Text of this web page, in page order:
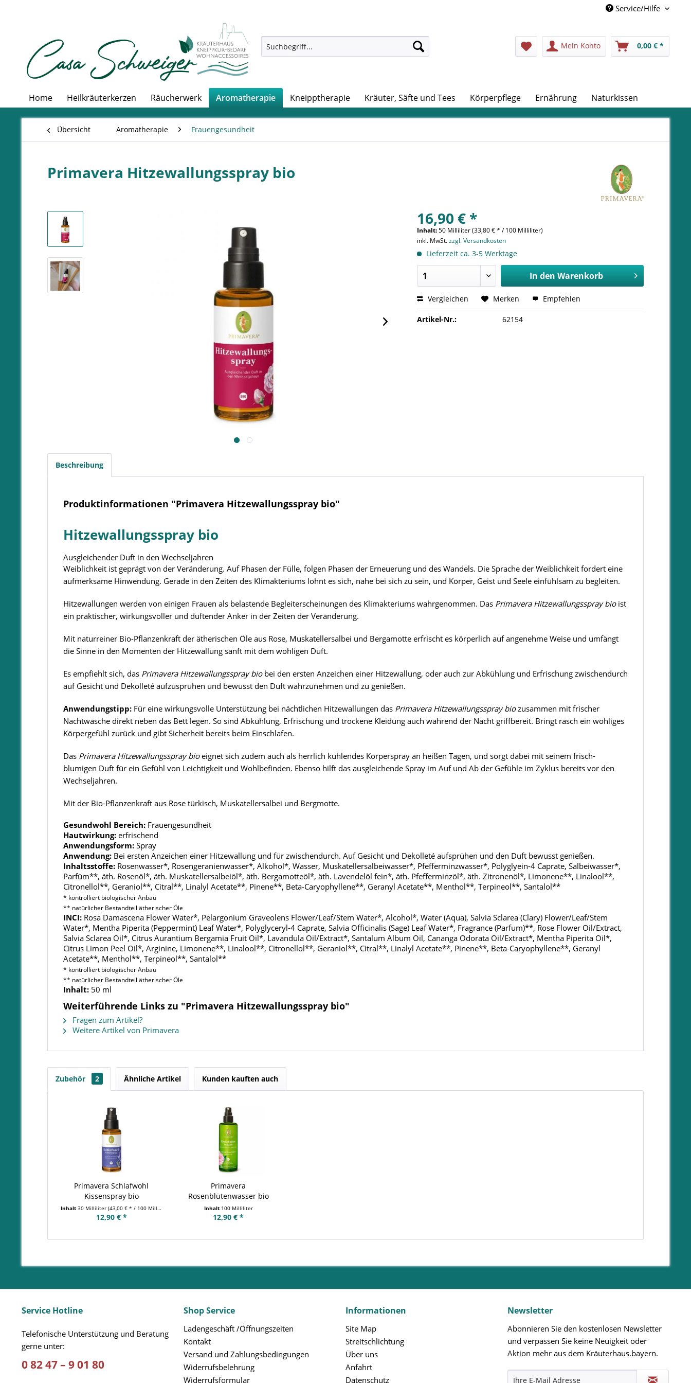
Service/Hilfe
Mein Konto 0,00 € *
Home Heilkräuterkerzen Räucherwerk Aromatherapie Kneipptherapie Kräuter, Säfte und Tees Körperpflege Ernährung Naturkissen
Übersicht Aromatherapie Frauengesundheit
Primavera Hitzewallungsspray bio
16,90 € *
Inhalt:50 Milliliter (33,80 € * / 100 Milliliter)
inkl. MwSt.zzgl. Versandkosten
Lieferzeit ca. 3-5 Werktage
In den Warenkorb
Vergleichen Merken Empfehlen
Artikel-Nr.: 62154
Beschreibung
Produktinformationen "Primavera Hitzewallungsspray bio"
Hitzewallungsspray bio
Ausgleichender Duft in den Wechseljahren
Weiblichkeit ist geprägt von der Veränderung. Auf Phasen der Fülle, folgen Phasen der Erneuerung und des Wandels. Die Sprache der Weiblichkeit fordert eine
aufmerksame Hinwendung. Gerade in den Zeiten des Klimakteriums lohnt es sich, nahe bei sich zu sein, und Körper, Geist und Seele einfühlsam zu begleiten.
Hitzewallungen werden von einigen Frauen als belastende Begleiterscheinungen des Klimakteriums wahrgenommen. Das Primavera Hitzewallungsspray bioist
ein praktischer, wirkungsvoller und duftender Anker in der Zeiten der Veränderung.
Mit naturreiner Bio-Pflanzenkraft der ätherischen Öle aus Rose, Muskatellersalbei und Bergamotte erfrischt es körperlich auf angenehme Weise und umfängt
die Sinne in den Momenten der Hitzewallung sanft mit dem wohligen Duft.
Es empfiehlt sich, das Primavera Hitzewallungsspray biobei den ersten Anzeichen einer Hitzewallung, oder auch zur Abkühlung und Erfrischung zwischendurch
auf Gesicht und Dekolleté aufzusprühen und bewusst den Duft wahrzunehmen und zu genießen.
Anwendungstipp: Für eine wirkungsvolle Unterstützung bei nächtlichen Hitzewallungen das Primavera Hitzewallungsspray biozusammen mit frischer
Nachtwäsche direkt neben das Bett legen. So sind Abkühlung, Erfrischung und trockene Kleidung auch während der Nacht griffbereit. Bringt rasch ein wohliges
Körpergefühl zurück und gibt Sicherheit bereits beim Einschlafen.
Das Primavera Hitzewallungsspray bioeignet sich zudem auch als herrlich kühlendes Körperspray an heißen Tagen, und sorgt dabei mit seinem frisch-
blumigen Duft für ein Gefühl von Leichtigkeit und Wohlbefinden. Ebenso hilft das ausgleichende Spray im Auf und Ab der Gefühle im Zyklus bereits vor den
Wechseljahren.
Mit der Bio-Pflanzenkraft aus Rose türkisch, Muskatellersalbei und Bergmotte.
Gesundwohl Bereich: Frauengesundheit
Hautwirkung: erfrischend
Anwendungsform: Spray
Anwendung: Bei ersten Anzeichen einer Hitzewallung und für zwischendurch. Auf Gesicht und Dekolleté aufsprühen und den Duft bewusst genießen.
Inhaltsstoffe: Rosenwasser*, Rosengeranienwasser*, Alkohol*, Wasser, Muskatellersalbeiwasser*, Pfefferminzwasser*, Polyglyein-4 Caprate, Salbeiwasser*,
Parfüm**, äth. Rosenöl*, äth. Muskatellersalbeiöl*, äth. Bergamotteöl*, äth. Lavendelöl fein*, äth. Pfefferminzöl*, äth. Zitronenöl*, Limonene**, Linalool**,
Citronellol**, Geraniol**, Citral**, Linalyl Acetate**, Pinene**, Beta-Caryophyllene**, Geranyl Acetate**, Menthol**, Terpineol**, Santalol**
* kontrolliert biologischer Anbau
** natürlicher Bestandteil ätherischer Öle
INCI: Rosa Damascena Flower Water*, Pelargonium Graveolens Flower/Leaf/Stem Water*, Alcohol*, Water (Aqua), Salvia Sclarea (Clary) Flower/Leaf/Stem
Water*, Mentha Piperita (Peppermint) Leaf Water*, Polyglyceryl-4 Caprate, Salvia Officinalis (Sage) Leaf Water*, Fragrance (Parfum)**, Rose Flower Oil/Extract,
Salvia Sclarea Oil*, Citrus Aurantium Bergamia Fruit Oil*, Lavandula Oil/Extract*, Santalum Album Oil, Cananga Odorata Oil/Extract*, Mentha Piperita Oil*,
Citrus Limon Peel Oil*, Arginine, Limonene**, Linalool**, Citronellol**, Geraniol**, Citral**, Linalyl Acetate**, Pinene**, Beta-Caryophyllene**, Geranyl
Acetate**, Menthol**, Terpineol**, Santalol**
* kontrolliert biologischer Anbau
** natürlicher Bestandteil ätherischer Öle
Inhalt: 50 ml
Weiterführende Links zu "Primavera Hitzewallungsspray bio"
Fragen zum Artikel?
Weitere Artikel von Primavera
Zubehör 2 Ähnliche Artikel Kunden kauften auch
Primavera Schlafwohl
Kissenspray bio
Inhalt 30 Milliliter (43,00 € * / 100 Milliliter)
12,90 € *
Primavera
Rosenblütenwasser bio
Inhalt 100 Milliliter
12,90 € *
Service Hotline
Telefonische Unterstützung und Beratung
gerne unter:
0 82 47 – 9 01 80
Shop Service
Ladengeschäft /Öffnungszeiten
Kontakt
Versand und Zahlungsbedingungen
Widerrufsbelehrung
Widerrufsformular
Informationen
Site Map
Streitschlichtung
Über uns
Anfahrt
Datenschutz
Newsletter
Abonnieren Sie den kostenlosen Newsletter
und verpassen Sie keine Neuigkeit oder
Aktion mehr aus dem Kräuterhaus.bayern.